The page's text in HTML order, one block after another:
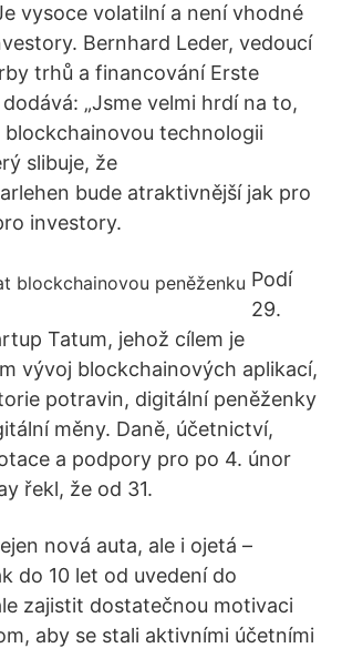
vysoce volatilní a není vhodné
Bernhard Leder, vedoucí
trhů a financování Erste
„Jsme velmi hrdí na to,
blockchainovou technologii
slibuje, že
bude atraktivnější jak pro
investory.
Podí
29.
Tatum, jehož cílem je
vývoj blockchainových aplikací,
potravin, digitální peněženky
měny. Daně, účetnictví,
a podpory pro po 4. únor
řekl, že od 31.
nová auta, ale i ojetá –
do 10 let od uvedení do
zajistit dostatečnou motivaci
aby se stali aktivními účetními